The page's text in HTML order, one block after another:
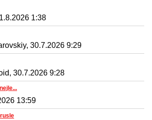
1:38
30.7.2026 9:29
30.7.2026 9:28
13:59